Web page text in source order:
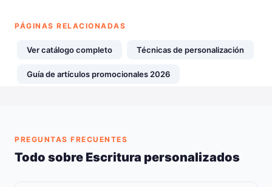
PÁGINAS RELACIONADAS
Ver catálogo completo Técnicas de personalización
Guía de artículos promocionales 2026
PREGUNTAS FRECUENTES
Todo sobre Escritura personalizados